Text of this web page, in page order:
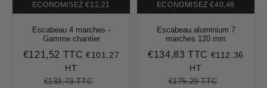
ECONOMISEZ €12,21
Escabeau 4 marches -
Gamme chantier
Prix
€121,52 TTC €121,52
€101,27
HT
Prix
€133,73 TTC€133,73
ECONOMISEZ €40,46
Escabeau aluminium 7
marches 120 mm
Prix
€134,83 TTC €134,83
€112,36
HT
Prix
€175,29 TTC€175,29